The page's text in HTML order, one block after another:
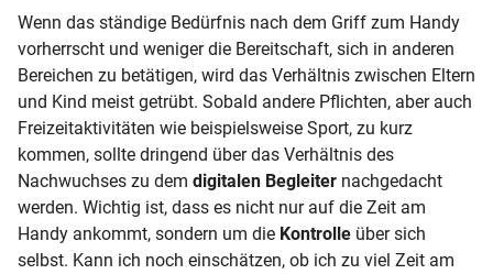
Wenn das ständige Bedürfnis nach dem Griff zum Handy
vorherrscht und weniger die Bereitschaft, sich in anderen
Bereichen zu betätigen, wird das Verhältnis zwischen Eltern
und Kind meist getrübt. Sobald andere Pflichten, aber auch
Freizeitaktivitäten wie beispielsweise Sport, zu kurz
kommen, sollte dringend über das Verhältnis des
Nachwuchses zu dem digitalen Begleiter nachgedacht
werden. Wichtig ist, dass es nicht nur auf die Zeit am
Handy ankommt, sondern um die Kontrolle über sich
selbst. Kann ich noch einschätzen, ob ich zu viel Zeit am